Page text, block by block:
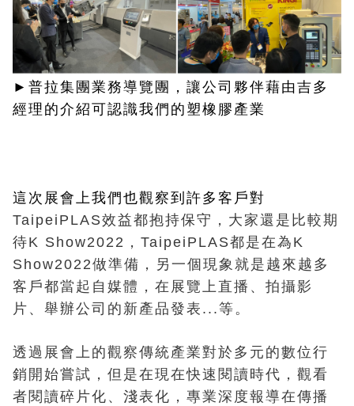
►普拉集團業務導覽團，讓公司夥伴藉由吉多
經理的介紹可認識我們的塑橡膠產業
這次展會上我們也觀察到許多客戶對
TaipeiPLAS效益都抱持保守，大家還是比較期
待K Show2022，TaipeiPLAS都是在為K
Show2022做準備，另一個現象就是越來越多
客戶都當起自媒體，在展覽上直播、拍攝影
片、舉辦公司的新產品發表...等。
透過展會上的觀察傳統產業對於多元的數位行
銷開始嘗試，但是在現在快速閱讀時代，觀看
者閱讀碎片化、淺表化，專業深度報導在傳播